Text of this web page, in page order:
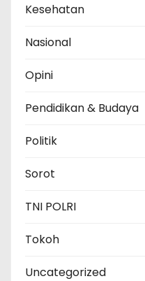
Kesehatan
Nasional
Opini
Pendidikan & Budaya
Politik
Sorot
TNI POLRI
Tokoh
Uncategorized